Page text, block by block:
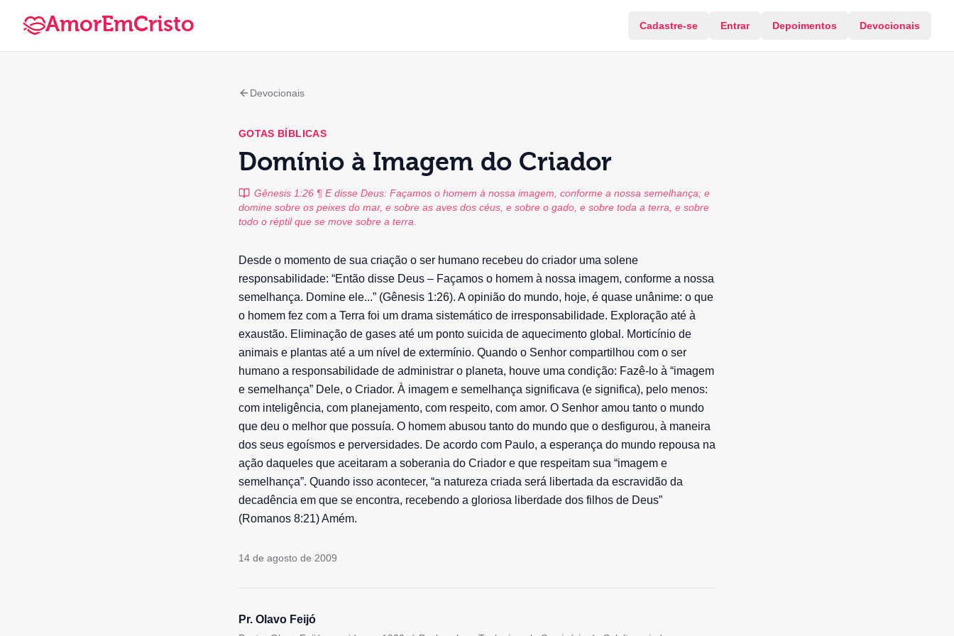
AmorEmCristo Cadastre-se Entrar Depoimentos Devocionais
Devocionais
GOTAS BÍBLICAS
Domínio à Imagem do Criador
Gênesis 1:26 ¶ E disse Deus: Façamos o homem à nossa imagem, conforme a nossa semelhança; e
domine sobre os peixes do mar, e sobre as aves dos céus, e sobre o gado, e sobre toda a terra, e sobre
todo o réptil que se move sobre a terra.
Desde o momento de sua criação o ser humano recebeu do criador uma solene
responsabilidade: “Então disse Deus – Façamos o homem à nossa imagem, conforme a nossa
semelhança. Domine ele...” (Gênesis 1:26). A opinião do mundo, hoje, é quase unânime: o que
o homem fez com a Terra foi um drama sistemático de irresponsabilidade. Exploração até à
exaustão. Eliminação de gases até um ponto suicida de aquecimento global. Morticínio de
animais e plantas até a um nível de extermínio. Quando o Senhor compartilhou com o ser
humano a responsabilidade de administrar o planeta, houve uma condição: Fazê-lo à “imagem
e semelhança” Dele, o Criador. À imagem e semelhança significava (e significa), pelo menos:
com inteligência, com planejamento, com respeito, com amor. O Senhor amou tanto o mundo
que deu o melhor que possuía. O homem abusou tanto do mundo que o desfigurou, à maneira
dos seus egoísmos e perversidades. De acordo com Paulo, a esperança do mundo repousa na
ação daqueles que aceitaram a soberania do Criador e que respeitam sua “imagem e
semelhança”. Quando isso acontecer, “a natureza criada será libertada da escravidão da
decadência em que se encontra, recebendo a gloriosa liberdade dos filhos de Deus”
(Romanos 8:21) Amém.
14 de agosto de 2009
Pr. Olavo Feijó